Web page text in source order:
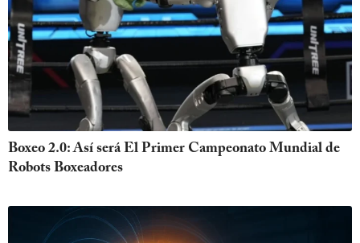
Boxeo 2.0: Así será El Primer Campeonato Mundial de
Robots Boxeadores